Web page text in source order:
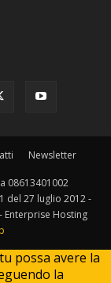
Newsletter
08613401002
del 27 luglio 2012 -
Enterprise Hosting
possa avere la
la